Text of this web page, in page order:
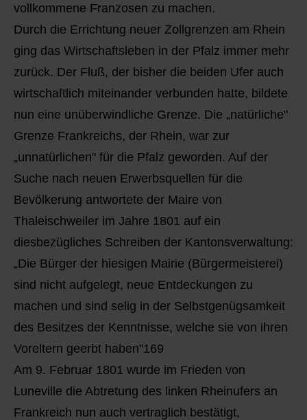
vollkommene Franzosen zu machen.
Durch die Errichtung neuer Zollgrenzen am Rhein
ging das Wirtschaftsleben in der Pfalz immer mehr
zurück. Der Fluß, der bisher die beiden Ufer auch
wirtschaftlich miteinander verbunden hatte, bildete
nun eine unüberwindliche Grenze. Die „natürliche"
Grenze Frankreichs, der Rhein, war zur
„unnatürlichen" für die Pfalz geworden. Auf der
Suche nach neuen Erwerbsquellen für die
Bevölkerung antwortete der Maire von
Thaleischweiler im Jahre 1801 auf ein
diesbezügliches Schreiben der Kantonsverwaltung:
„Die Bürger der hiesigen Mairie (Bürgermeisterei)
sind nicht aufgelegt, neue Entdeckungen zu
machen und sind selig in der Selbstgenügsamkeit
des Besitzes der Kenntnisse, welche sie von ihren
Voreltern geerbt haben"169
Am 9. Februar 1801 wurde im Frieden von
Luneville die Abtretung des linken Rheinufers an
Frankreich nun auch vertraglich bestätigt,